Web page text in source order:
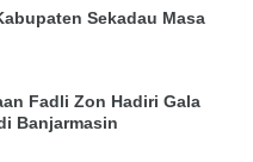
Sekadau Masa
Fadli Zon Hadiri Gala
Banjarmasin